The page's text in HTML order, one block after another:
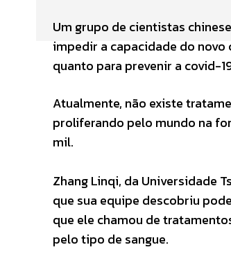
Um grupo de cientistas
impedir a capacidade do
quanto para prevenir a covid-
Atualmente, não existe
proliferando pelo mundo na
mil.
Zhang Linqi, da Universidade
que sua equipe descobriu
que ele chamou de
pelo tipo de sangue.